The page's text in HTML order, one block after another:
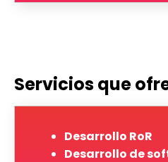
Servicios que
Desarrollo RoR
Desarrollo de